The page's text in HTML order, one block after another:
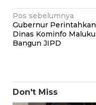
Navigasi
pos
Pos sebelumnya
Gubernur Perintahkan
Dinas Kominfo Maluku
Bangun JIPD
Don't Miss